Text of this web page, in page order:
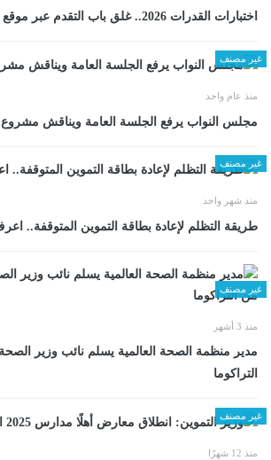
اختبارات القدرات 2026.. غلق باب التقدم عبر موقع التنسيق 6 أغسطس
غير مصنف
منذ عام واحد
مجلس النواب يرفع الجلسة العامة ويناقش مشروع
غير مصنف
منذ شهر واحد
طريقة التظلم لإعادة بطاقة التموين المتوقفة..
غير مصنف
منذ 3 أشهر
مدير منظمة الصحة العالمية يسلم نائب وزير
التراكوما
غير مصنف
منذ 12 شهرًا